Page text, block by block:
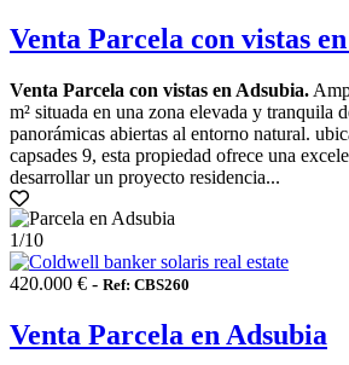
Venta Parcela con vistas
Venta Parcela con vistas en Adsubia.
m² situada en una zona elevada y tranquila
panorámicas abiertas al entorno natural.
capsades 9, esta propiedad ofrece una
desarrollar un proyecto residencia...
1/10
420.000 € - Ref: CBS260
Venta Parcela en Adsubia